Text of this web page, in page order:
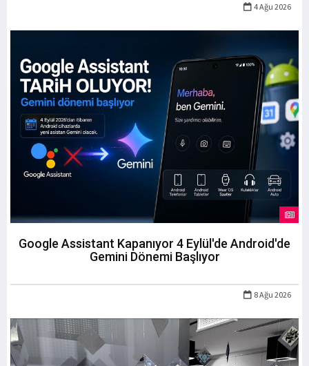
4 Ağu 2026
Google Assistant Kapanıyor 4 Eylül'de Android'de
Gemini Dönemi Başlıyor
8 Ağu 2026